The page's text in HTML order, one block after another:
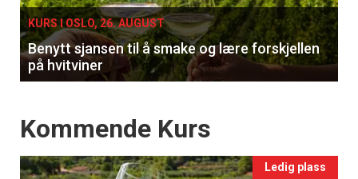
KURS I OSLO, 26. AUGUST
Benytt sjansen til å smake og lære forskjellen
på hvitviner
Events
Kommende Kurs
Ledig plass